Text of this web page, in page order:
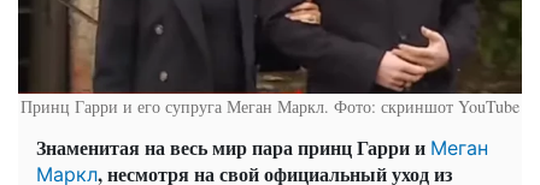
Принц Гарри и его супруга Меган Маркл. Фото: скриншот YouTube
Знаменитая на весь мир пара принц Гарри и Меган
Маркл, несмотря на свой официальный уход из